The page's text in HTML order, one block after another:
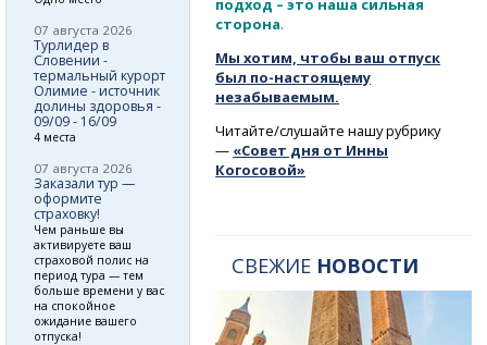
подход – это наша сильная
сторона.
Мы хотим, чтобы ваш отпуск
был по-настоящему
незабываемым.
Читайте/слушайте нашу рубрику
— «Совет дня от Инны
Когосовой»
СВЕЖИЕ НОВОСТИ
07 августа 2026
Турлидер в
Словении -
термальный курорт
Олимие - источник
долины здоровья -
09/09 - 16/09
4 места
07 августа 2026
Заказали тур —
оформите
страховку!
Чем раньше вы
активируете ваш
страховой полис на
период тура — тем
больше времени у вас
на спокойное
ожидание вашего
отпуска!